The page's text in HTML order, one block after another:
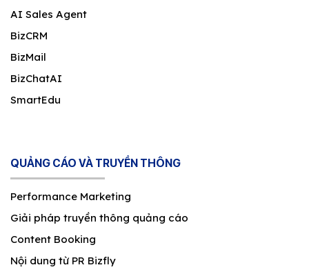
AI Sales Agent
BizCRM
BizMail
BizChatAI
SmartEdu
QUẢNG CÁO VÀ TRUYỀN THÔNG
Performance Marketing
Giải pháp truyền thông quảng cáo
Content Booking
Nội dung từ PR Bizfly